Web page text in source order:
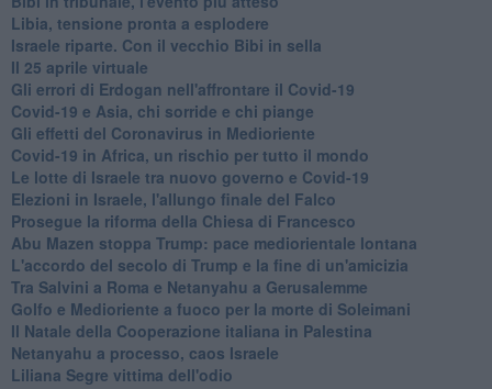
Libia, tensione pronta a esplodere
Israele riparte. Con il vecchio Bibi in sella
Il 25 aprile virtuale
Gli errori di Erdogan nell'affrontare il Covid-19
Covid-19 e Asia, chi sorride e chi piange
Gli effetti del Coronavirus in Medioriente
Covid-19 in Africa, un rischio per tutto il mondo
Le lotte di Israele tra nuovo governo e Covid-19
Elezioni in Israele, l'allungo finale del Falco
Prosegue la riforma della Chiesa di Francesco
Abu Mazen stoppa Trump: pace mediorientale lontana
L'accordo del secolo di Trump e la fine di un'amicizia
Tra Salvini a Roma e Netanyahu a Gerusalemme
Golfo e Medioriente a fuoco per la morte di Soleimani
Il Natale della Cooperazione italiana in Palestina
Netanyahu a processo, caos Israele
Liliana Segre vittima dell'odio